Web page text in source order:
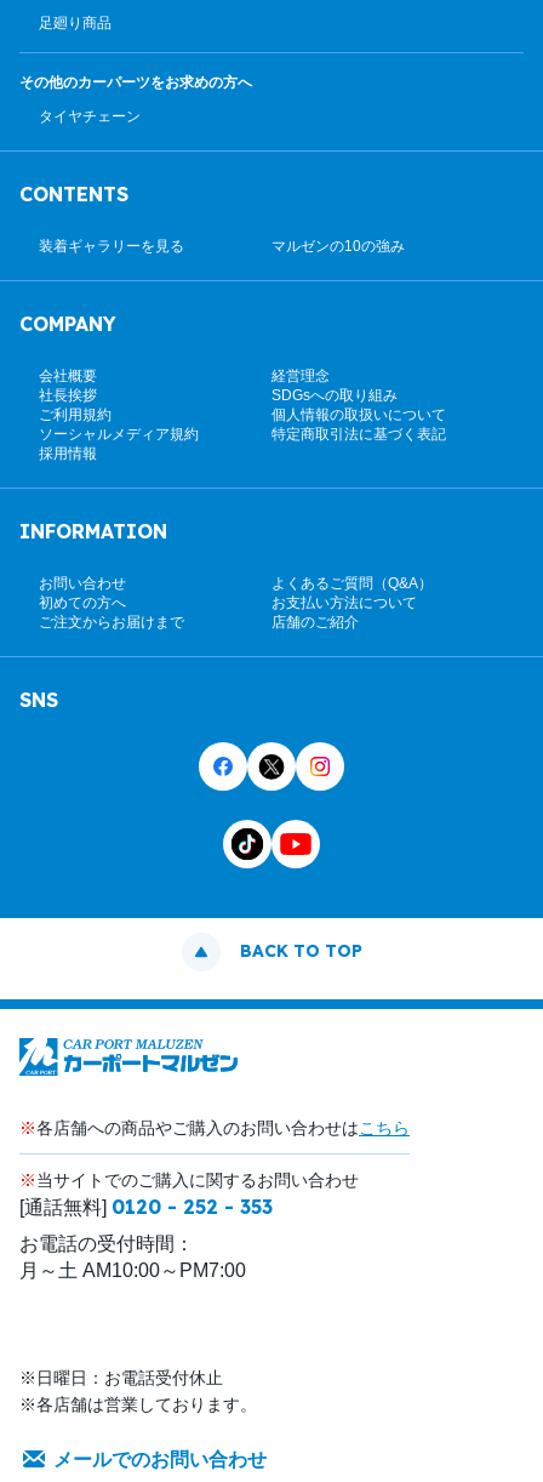
足廻り商品
その他のカーパーツをお求めの方へ
タイヤチェーン
CONTENTS
装着ギャラリーを見る マルゼンの10の強み
COMPANY
会社概要
経営理念
社長挨拶
SDGsへの取り組み
ご利用規約
個人情報の取扱いについて
ソーシャルメディア規約
特定商取引法に基づく表記
採用情報
INFORMATION
お問い合わせ
よくあるご質問（Q&A）
初めての方へ
お支払い方法について
ご注文からお届けまで
店舗のご紹介
SNS
BACK TO TOP
※各店舗への商品やご購入のお問い合わせはこちら
※当サイトでのご購入に関するお問い合わせ
[通話無料] 0120 - 252 - 353
お電話の受付時間：
月～土 AM10:00～PM7:00
※日曜日：お電話受付休止
※各店舗は営業しております。
メールでのお問い合わせ